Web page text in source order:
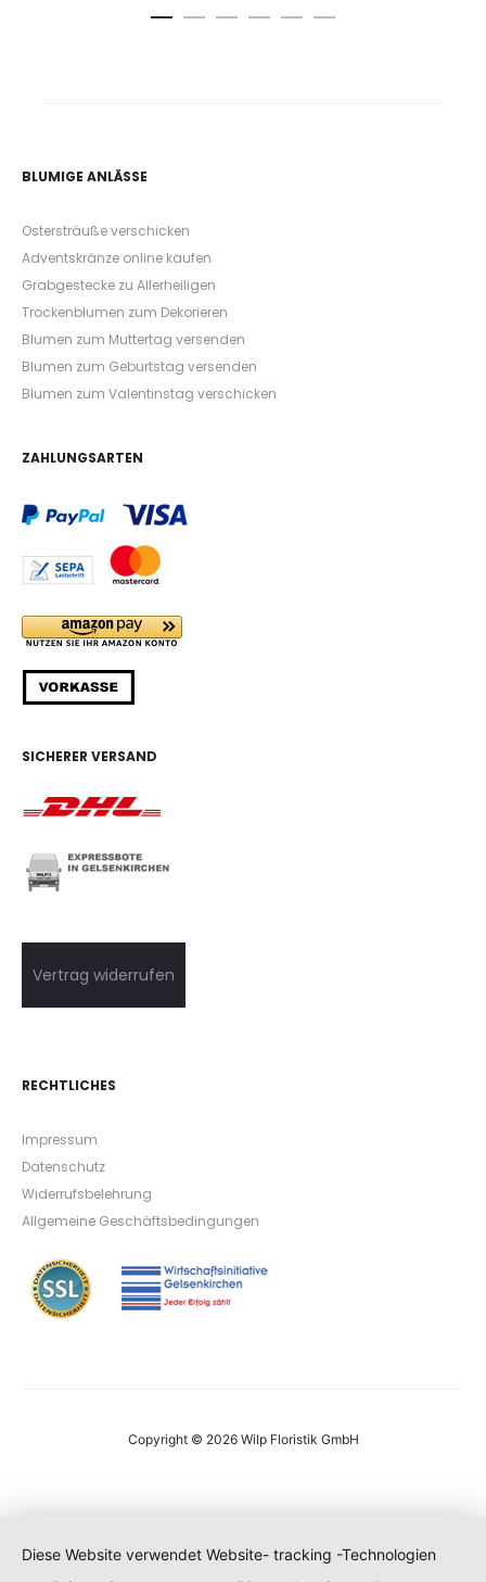
BLUMIGE ANLÄSSE
Ostersträuße verschicken
Adventskränze online kaufen
Grabgestecke zu Allerheiligen
Trockenblumen zum Dekorieren
Blumen zum Muttertag versenden
Blumen zum Geburtstag versenden
Blumen zum Valentinstag verschicken
ZAHLUNGSARTEN
SICHERER VERSAND
Vertrag widerrufen
RECHTLICHES
Impressum
Datenschutz
Widerrufsbelehrung
Allgemeine Geschäftsbedingungen
Copyright © 2026 Wilp Floristik GmbH
Diese Website verwendet Website- tracking -Technologien